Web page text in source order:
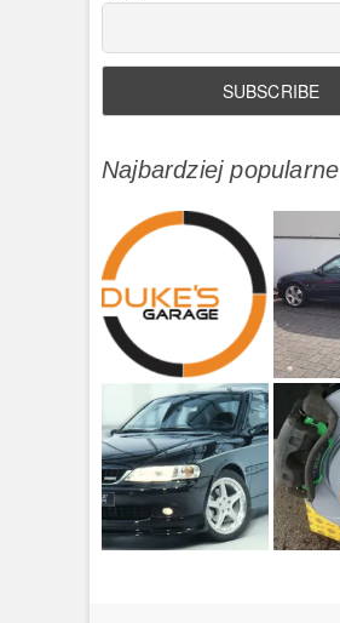
Najbardziej popularne